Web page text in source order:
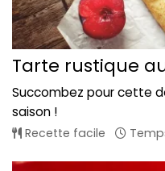
Tarte rustique
Succombez pour cette
saison !
Recette facile